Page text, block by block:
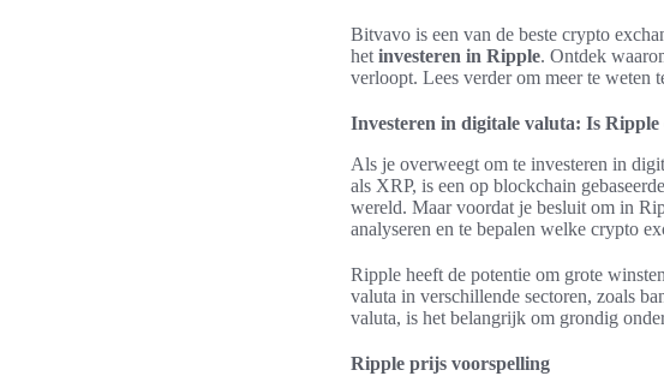
Bitvavo is een van de beste crypto
het investeren in Ripple. Ontdek
verloopt. Lees verder om meer te weten
Investeren in digitale valuta: Is Ripple
Als je overweegt om te investeren in
als XRP, is een op blockchain
wereld. Maar voordat je besluit om in
analyseren en te bepalen welke crypto
Ripple heeft de potentie om grote
valuta in verschillende sectoren, zoals
valuta, is het belangrijk om grondig
Ripple prijs voorspelling